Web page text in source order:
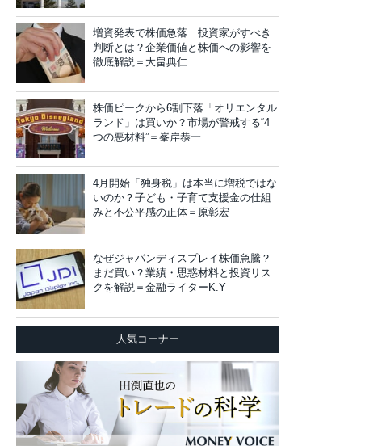
増資発表で株価急落…投資家がすべき
判断とは？企業価値と株価への影響を
徹底解説＝大畠典仁
株価ピークから6割下落「オリエンタル
ランド」は買いか？市場が警戒する“4
つの悪材料”＝峯岸恭一
4月開始「独身税」は本当に増税ではな
いのか？子ども・子育て支援金の仕組
みと不公平感の正体＝原彰宏
なぜジャパンディスプレイ株価急騰？
まだ買い？業績・思惑材料と投資リス
クを解説＝金融ライターK.Y
人気コーナー